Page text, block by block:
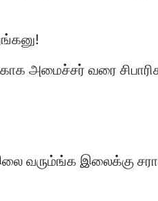
அமைச்சர் வரை
வரும்ங்க இலைக்கு